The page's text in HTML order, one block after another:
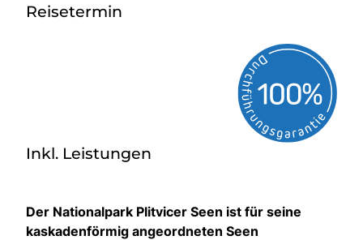
Reisetermin
Inkl. Leistungen
Der Nationalpark Plitvicer Seen ist für seine
kaskadenförmig angeordneten Seen